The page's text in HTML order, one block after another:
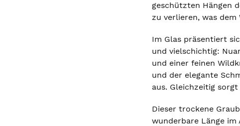
geschützten Hängen
zu verlieren, was dem
Im Glas präsentiert
und vielschichtig:
und einer feinen
und der elegante
aus. Gleichzeitig
Dieser trockene
wunderbare Länge im